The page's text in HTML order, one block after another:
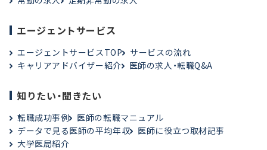
エージェントサービス
エージェントサービスTOP
サービスの流れ
キャリアアドバイザー紹介
医師の求人・転職Q&A
知りたい・聞きたい
転職成功事例
医師の転職マニュアル
データで見る医師の平均年収
医師に役立つ取材記事
大学医局紹介